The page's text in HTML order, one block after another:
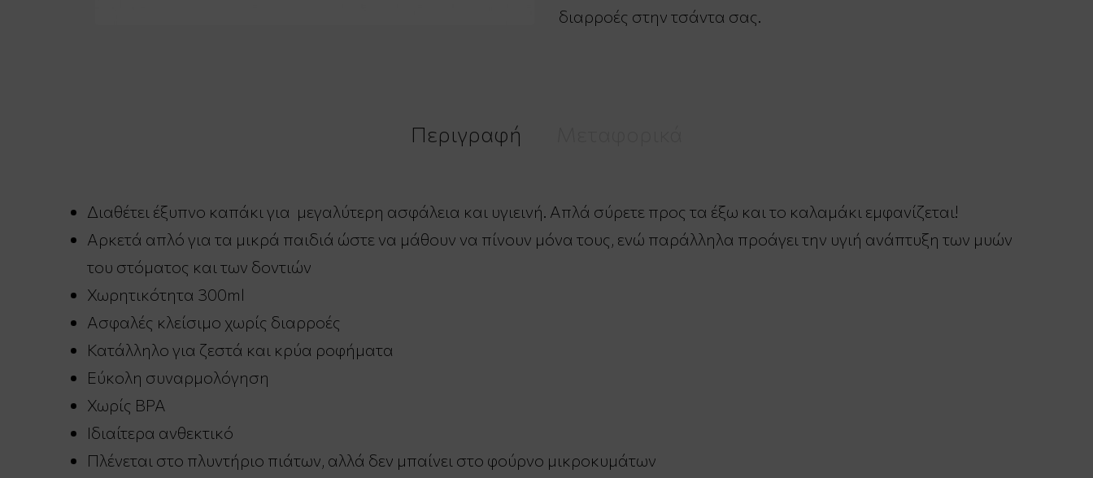
διαρροές στην τσάντα σας.
Περιγραφή
Διαθέτει έξυπνο καπάκι για μεγαλύτερη ασφάλεια και υγιεινή. Απλά σύρετε προς τα έξω και το καλαμάκι εμφανίζεται!
Αρκετά απλό για τα μικρά παιδιά ώστε να μάθουν να πίνουν μόνα τους, ενώ παράλληλα προάγει την υγιή ανάπτυξη των μυών
του στόματος και των δοντιών
Χωρητικότητα 300ml
Ασφαλές κλείσιμο χωρίς διαρροές
Κατάλληλο για ζεστά και κρύα ροφήματα
Eύκολη συναρμολόγηση
Χωρίς ΒPA
Ιδιαίτερα ανθεκτικό
Πλένεται στο πλυντήριο πιάτων, αλλά δεν μπαίνει στο φούρνο μικροκυμάτων